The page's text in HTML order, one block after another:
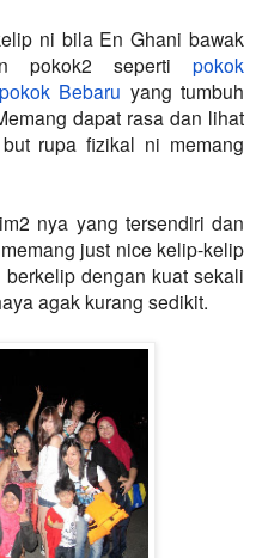
ni bila En Ghani bawak
pokok2 sepertipokok
pokok Bebaru yang tumbuh
dapat rasa dan lihat
rupa fizikal ni memang
nya yang tersendiri dan
just nice kelip-kelip
dengan kuat sekali
agak kurang sedikit.